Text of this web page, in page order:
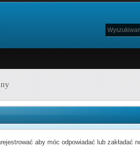
aby móc odpowiadać lub zakładać